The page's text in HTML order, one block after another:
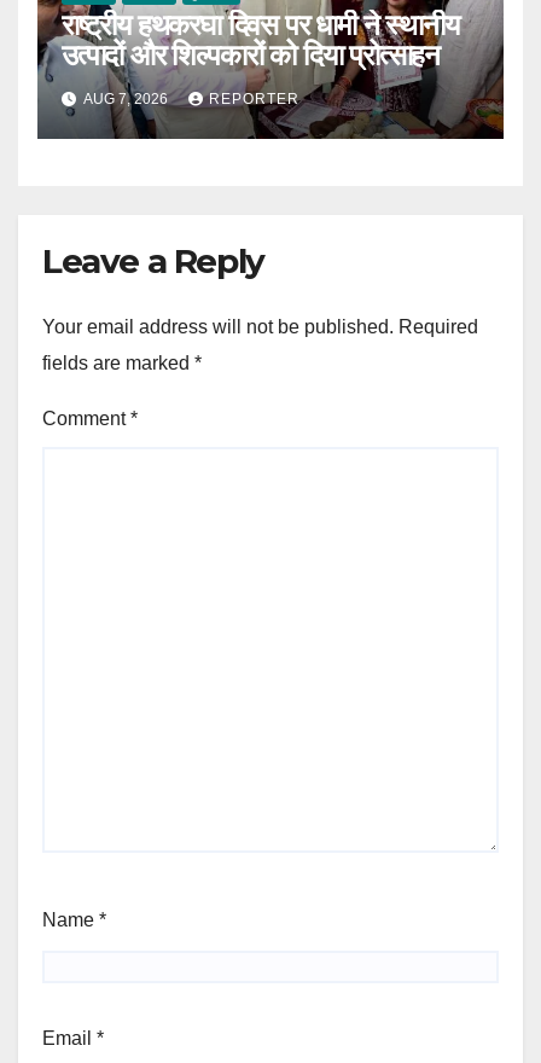
राष्ट्रीय हथकरघा दिवस पर धामी ने स्थानीय
उत्पादों और शिल्पकारों को दिया प्रोत्साहन
AUG 7, 2026 REPORTER
Leave a Reply
Your email address will not be published. Required
fields are marked *
Comment*
Name *
Email *